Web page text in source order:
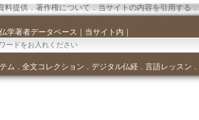
料提供． 著作権について．当サイトの内容を引用する ．
仏学著者データベース ｜ 当サイト内 ｜
ム ． 全文コレクション ． デジタル仏経． 言語レッスン ．